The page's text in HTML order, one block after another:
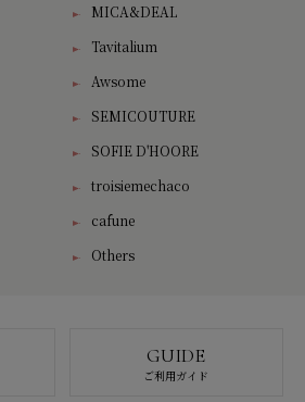
MICA&DEAL
Tavitalium
Awsome
SEMICOUTURE
SOFIE D'HOORE
troisiemechaco
cafune
Others
GUIDE
ご利用ガイド